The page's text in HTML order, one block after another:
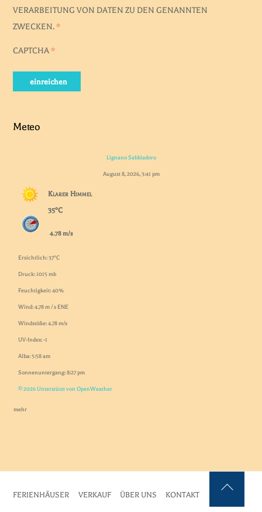
VERARBEITUNG VON DATEN ZU DEN GENANNTEN
ZWECKEN. *
CAPTCHA *
einreichen
Meteo
Lignano Sabbiadoro
August 8, 2026, 3:41 pm
Klarer Himmel
35°C
4.78 m/s
Ersichtlich: 37°C
Druck: 1015 mb
Feuchtigkeit: 40%
Wind: 4.78 m / s ENE
Windstöße: 4.78 m/s
UV-Index: -1
Alba: 5:58 am
Sonnenuntergang: 8:27 pm
© 2026 Unterstützt von OpenWeather
mehr
FERIENHÄUSER VERKAUF ÜBER UNS KONTAKT